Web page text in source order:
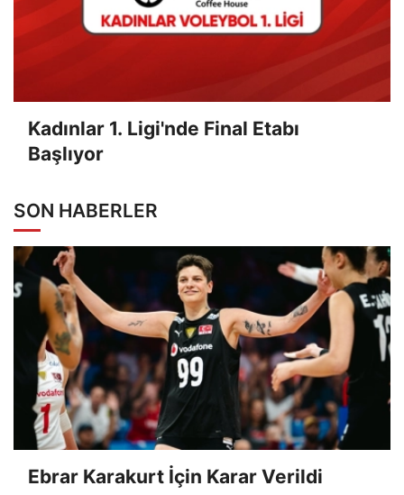
Kadınlar 1. Ligi'nde Final Etabı
Başlıyor
SON HABERLER
Ebrar Karakurt İçin Karar Verildi